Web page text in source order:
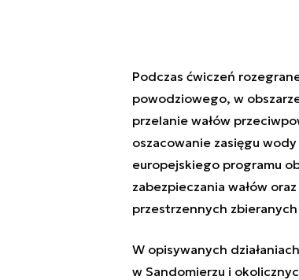
Podczas ćwiczeń
powodziowego, w
przelanie wałów
oszacowanie zasięgu
europejskiego programu
zabezpieczania wałów
przestrzennych
W opisywanych
w Sandomierzu i